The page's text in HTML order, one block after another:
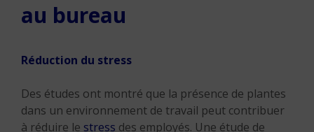
au bureau
Réduction du stress
Des études ont montré que la présence de plantes
dans un environnement de travail peut contribuer
à réduire le stress des employés. Une étude de